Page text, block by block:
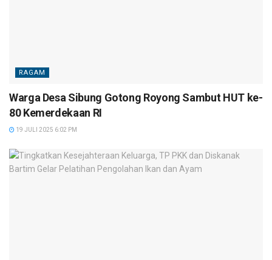
RAGAM
Warga Desa Sibung Gotong Royong Sambut HUT ke-
80 Kemerdekaan RI
19 JULI 2025 6:02 PM